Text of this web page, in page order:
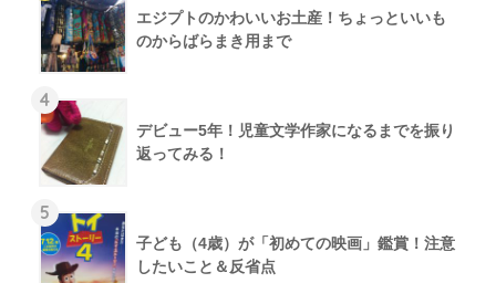
エジプトのかわいいお土産！ちょっといいも
のからばらまき用まで
4
デビュー5年！児童文学作家になるまでを振り
返ってみる！
5
子ども（4歳）が「初めての映画」鑑賞！注意
したいこと＆反省点